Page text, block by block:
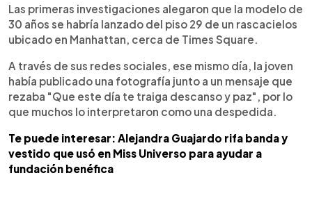
Las primeras investigaciones alegaron que la modelo de
30 años se habría lanzado del piso 29 de un rascacielos
ubicado en Manhattan, cerca de Times Square.
A través de sus redes sociales, ese mismo día, la joven
había publicado una fotografía junto a un mensaje que
rezaba "Que este día te traiga descanso y paz", por lo
que muchos lo interpretaron como una despedida.
Te puede interesar: Alejandra Guajardo rifa banda y
vestido que usó en Miss Universo para ayudar a
fundación benéfica